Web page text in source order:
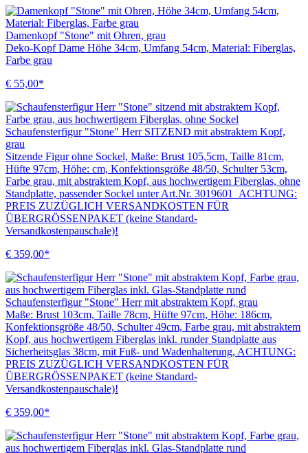
Damenkopf "Stone" mit Ohren, grau
Deko-Kopf Dame Höhe 34cm, Umfang 54cm, Material: Fiberglas,
Farbe grau
€ 55,00*
Schaufensterfigur "Stone" Herr SITZEND mit abstraktem Kopf,
grau
Sitzende Figur ohne Sockel, Maße: Brust 105,5cm, Taille 81cm,
Hüfte 97cm, Höhe: cm, Konfektionsgröße 48/50, Schulter 53cm,
Farbe grau, mit abstraktem Kopf, aus hochwertigem Fiberglas, ohne
Standplatte, passender Sockel unter Art.Nr. 3019601 ACHTUNG:
PREIS ZUZÜGLICH VERSANDKOSTEN FÜR
ÜBERGRÖSSENPAKET (keine Standard-
Versandkostenpauschale)!
€ 359,00*
Schaufensterfigur "Stone" Herr mit abstraktem Kopf, grau
Maße: Brust 103cm, Taille 78cm, Hüfte 97cm, Höhe: 186cm,
Konfektionsgröße 48/50, Schulter 49cm, Farbe grau, mit abstraktem
Kopf, aus hochwertigem Fiberglas inkl. runder Standplatte aus
Sicherheitsglas 38cm, mit Fuß- und Wadenhalterung, ACHTUNG:
PREIS ZUZÜGLICH VERSANDKOSTEN FÜR
ÜBERGRÖSSENPAKET (keine Standard-
Versandkostenpauschale)!
€ 359,00*